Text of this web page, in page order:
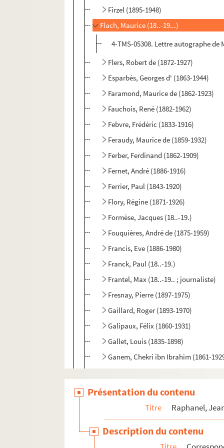
Firzel (1895-1948)
Flach, Maurice (18..-19...)
4-TMS-05308. Lettre autographe de
Flers, Robert de (1872-1927)
Esparbès, Georges d' (1863-1944)
Faramond, Maurice de (1862-1923)
Fauchois, René (1882-1962)
Febvre, Frédéric (1833-1916)
Feraudy, Maurice de (1859-1932)
Ferber, Ferdinand (1862-1909)
Fernet, André (1886-1916)
Ferrier, Paul (1843-1920)
Flory, Régine (1871-1926)
Formèse, Jacques (18..-19.)
Fouquières, André de (1875-1959)
Francis, Eve (1886-1980)
Franck, Paul (18..-19.)
Frantel, Max (18..-19.. ; journaliste)
Fresnay, Pierre (1897-1975)
Gaillard, Roger (1893-1970)
Galipaux, Félix (1860-1931)
Gallet, Louis (1835-1898)
Ganem, Chekri ibn Ibrahim (1861-
Garry, Claude (1877-1918)
Gastal, S. (18..-19.)
Gault, Jules (18..-19.)
Gauthier, Louis (1864-1946)
Présentation du contenu
Titre Raphanel,
Description du contenu